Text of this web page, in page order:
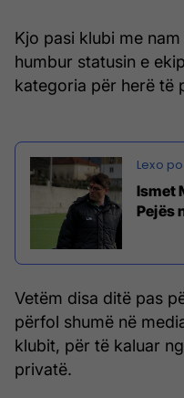
Kjo pasi klubi me
humbur statusin e
kategoria për herë të
Ismet
Pejës
Vetëm disa ditë pas
përfol shumë në
klubit, për të kaluar
privatë.